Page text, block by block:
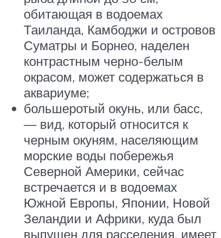
обитающая в водоемах
Таиланда, Камбоджи и островов
Суматры и Борнео, наделен
контрастным черно-белым
окрасом, может содержаться в
аквариуме;
большеротый окунь, или басс,
— вид, который относится к
черным окуням, населяющим
морские воды побережья
Северной Америки, сейчас
встречается и в водоемах
Южной Европы, Японии, Новой
Зеландии и Африки, куда был
выпущен для расселения, имеет